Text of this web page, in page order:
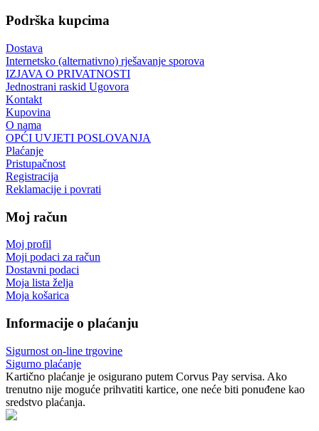
Podrška kupcima
Dostava
Internetsko (alternativno) rješavanje sporova
IZJAVA O PRIVATNOSTI
Jednostrani raskid Ugovora
Kontakt
Kupovina
O nama
OPĆI UVJETI POSLOVANJA
Plaćanje
Pristupačnost
Registracija
Reklamacije i povrati
Moj račun
Moj profil
Moji podaci za račun
Dostavni podaci
Moja lista želja
Moja košarica
Informacije o plaćanju
Sigurnost on-line trgovine
Sigurno plaćanje
Kartično plaćanje je osigurano putem Corvus Pay servisa. Ako
trenutno nije moguće prihvatiti kartice, one neće biti ponuđene kao
sredstvo plaćanja.